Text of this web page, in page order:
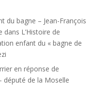
du bagne – Jean-François
dans L’Histoire de
enfant du « bagne de
en réponse de
député de la Moselle